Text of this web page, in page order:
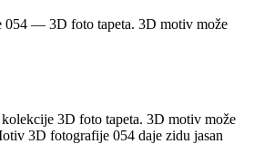
054 — 3D foto tapeta. 3D motiv može
3D foto tapeta. 3D motiv može
3D fotografije 054 daje zidu jasan